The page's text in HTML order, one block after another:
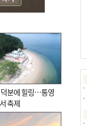
덕분에 힐링…통영
축제